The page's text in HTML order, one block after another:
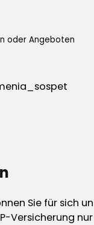
oder Angeboten
Sie für sich
Versicherung